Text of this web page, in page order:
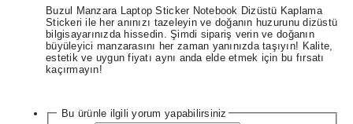
Buzul Manzara Laptop Sticker Notebook Dizüstü Kaplama
Stickeri ile her anınızı tazeleyin ve doğanın huzurunu dizüstü
bilgisayarınızda hissedin. Şimdi sipariş verin ve doğanın
büyüleyici manzarasını her zaman yanınızda taşıyın! Kalite,
estetik ve uygun fiyatı aynı anda elde etmek için bu fırsatı
kaçırmayın!
Bu ürünle ilgili yorum yapabilirsiniz